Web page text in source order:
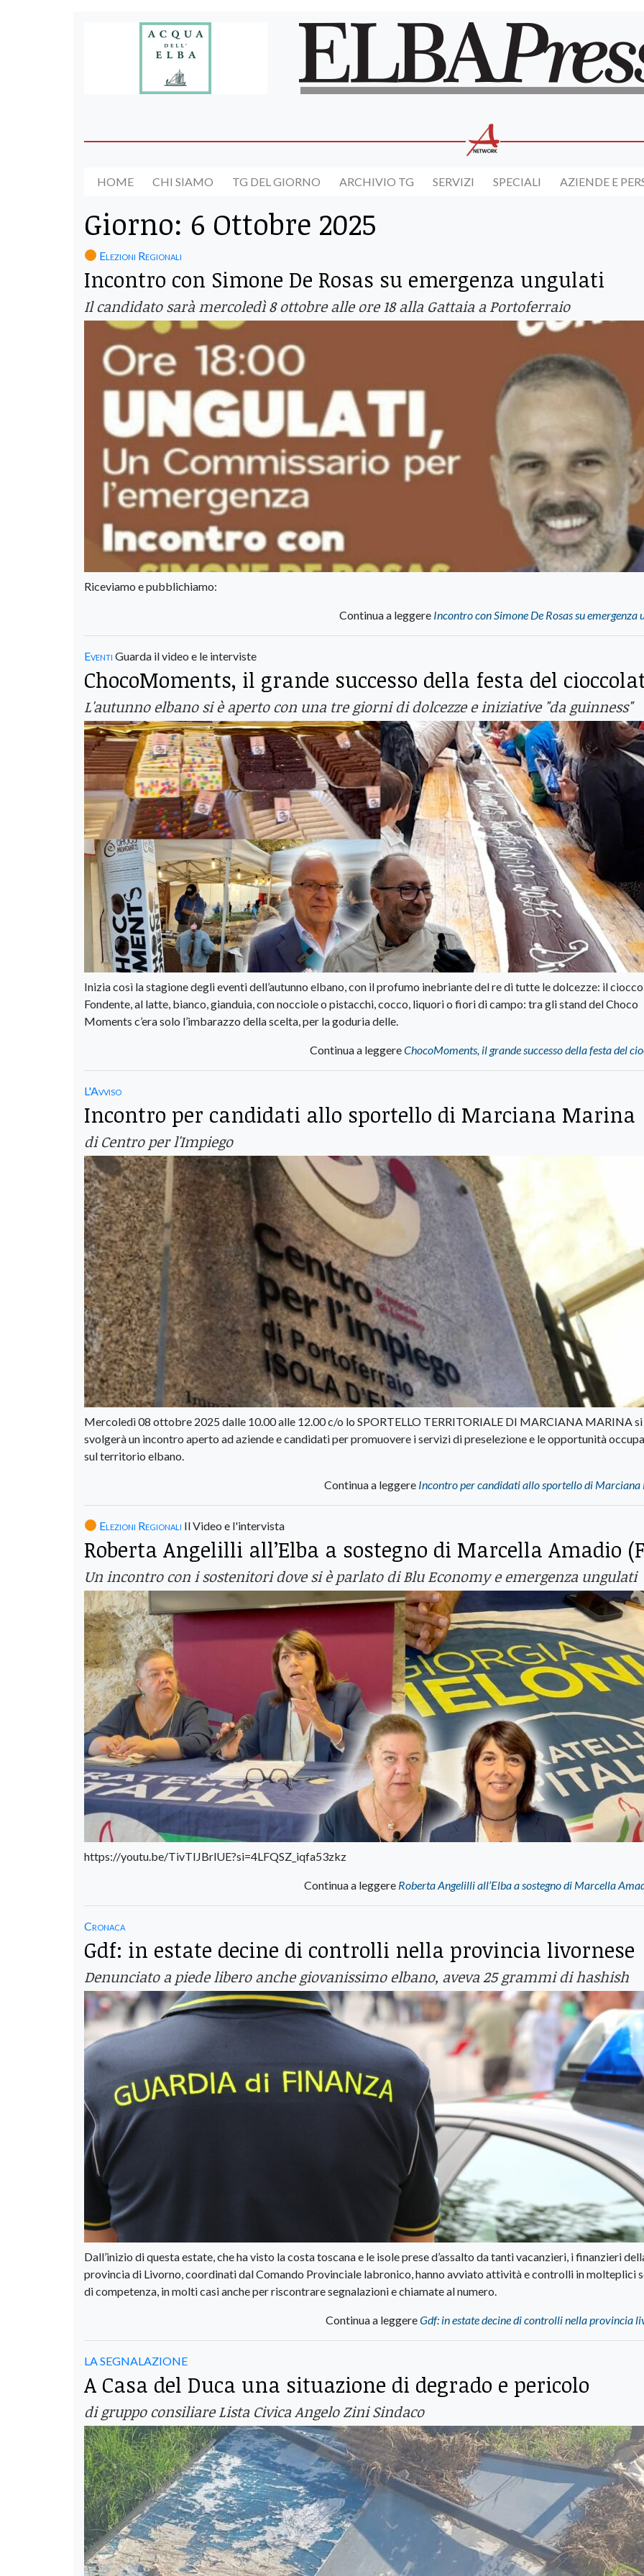
HOME CHI SIAMO TG DEL GIORNO ARCHIVIO TG SERVIZI SPECIALI AZIENDE E
Giorno: 6 Ottobre 2025
Elezioni Regionali
Incontro con Simone De Rosas su emergenza ungulati
Il candidato sarà mercoledì 8 ottobre alle ore 18 alla Gattaia a Portoferraio
Riceviamo e pubblichiamo:
Continua a leggere Incontro con Simone De Rosas su emergenza
Eventi Guarda il video e le interviste
ChocoMoments, il grande successo della festa del
L'autunno elbano si è aperto con una tre giorni di dolcezze e iniziative "da guinness"
Inizia così la stagione degli eventi dell’autunno elbano, con il profumo inebriante del re di tutte le dolcezze: il
Fondente, al latte, bianco, gianduia, con nocciole o pistacchi, cocco, liquori o fiori di campo: tra gli stand del Choco
Moments c’era solo l’imbarazzo della scelta, per la goduria delle.
Continua a leggereChocoMoments, il grande successo della festa del
L'Avviso
Incontro per candidati allo sportello di Marciana Marina
di Centro per l'Impiego
Mercoledì 08 ottobre 2025 dalle 10.00 alle 12.00 c/o lo SPORTELLO TERRITORIALE DI MARCIANA MARINA si
svolgerà un incontro aperto ad aziende e candidati per promuovere i servizi di preselezione e le opportunità
sul territorio elbano.
Continua a leggere Incontro per candidati allo sportello di
Elezioni Regionali Il Video e l'intervista
Roberta Angelilli all’Elba a sostegno di Marcella Amadio
Un incontro con i sostenitori dove si è parlato di Blu Economy e emergenza ungulati
https://youtu.be/TivTIJBrlUE?si=4LFQSZ_iqfa53zkz
Continua a leggere Roberta Angelilli all’Elba a sostegno di Marcella
Cronaca
Gdf: in estate decine di controlli nella provincia livornese
Denunciato a piede libero anche giovanissimo elbano, aveva 25 grammi di hashish
Dall’inizio di questa estate, che ha visto la costa toscana e le isole prese d’assalto da tanti vacanzieri, i finanzieri
provincia di Livorno, coordinati dal Comando Provinciale labronico, hanno avviato attività e controlli in molteplici
di competenza, in molti casi anche per riscontrare segnalazioni e chiamate al numero.
Continua a leggereGdf: in estate decine di controlli nella provincia
LA SEGNALAZIONE
A Casa del Duca una situazione di degrado e pericolo
di gruppo consiliare Lista Civica Angelo Zini Sindaco